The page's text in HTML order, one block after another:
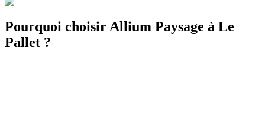
Pourquoi choisir Allium Paysage à Le
Pallet ?